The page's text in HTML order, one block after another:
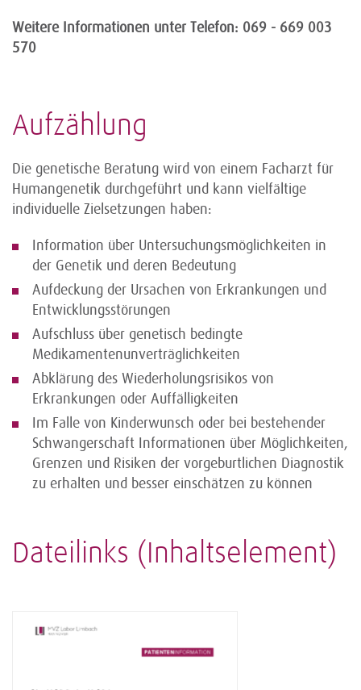
Weitere Informationen unter Telefon: 069 - 669 003
570
Aufzählung
Die genetische Beratung wird von einem Facharzt für
Humangenetik durchgeführt und kann vielfältige
individuelle Zielsetzungen haben:
Information über Untersuchungsmöglichkeiten in
der Genetik und deren Bedeutung
Aufdeckung der Ursachen von Erkrankungen und
Entwicklungsstörungen
Aufschluss über genetisch bedingte
Medikamentenunverträglichkeiten
Abklärung des Wiederholungsrisikos von
Erkrankungen oder Auffälligkeiten
Im Falle von Kinderwunsch oder bei bestehender
Schwangerschaft Informationen über Möglichkeiten,
Grenzen und Risiken der vorgeburtlichen Diagnostik
zu erhalten und besser einschätzen zu können
Dateilinks (Inhaltselement)